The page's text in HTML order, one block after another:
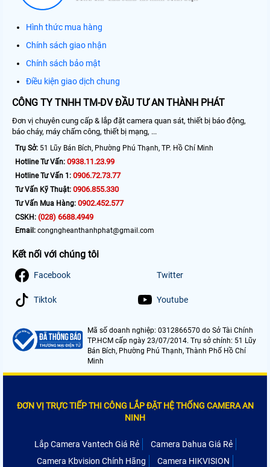
Hình thức mua hàng
Chính sách giao nhận
Chính sách bảo mật
Điều kiện giao dịch chung
CÔNG TY TNHH TM-DV ĐẦU TƯ AN THÀNH PHÁT
Đơn vị chuyên cung cấp & lắp đặt camera quan sát, thiết bị báo động,
báo cháy, máy chấm công, thiết bị mạng, ...
Trụ Sở: 51 Lũy Bán Bích, Phường Phú Thạnh, TP. Hồ Chí Minh
Hotline Tư Vấn: 0938.11.23.99
Hotline Tư Vấn 1: 0906.72.73.77
Tư Vấn Kỹ Thuật: 0906.855.330
Tư Vấn Mua Hàng: 0902.452.577
CSKH: (028) 6688.4949
Email: congngheanthanhphat@gmail.com
Kết nối với chúng tôi
Facebook Twitter
Tiktok Youtube
Mã số doanh nghiệp: 0312866570 do Sở Tài Chính
TP.HCM cấp ngày 23/07/2014. Trụ sở chính: 51 Lũy
Bán Bích, Phường Phú Thạnh, Thành Phố Hồ Chí
Minh
ĐƠN VỊ TRỰC TIẾP THI CÔNG LẮP ĐẶT HỆ THỐNG CAMERA AN
NINH
Lắp Camera Vantech Giá Rẻ
Camera Dahua Giá Rẻ
Camera Kbvision Chính Hãng
Camera HIKVISION